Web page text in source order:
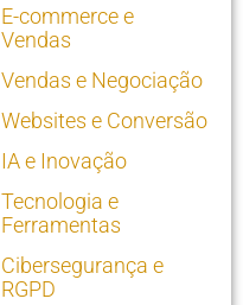
E-commerce e
Vendas
Vendas e Negociação
Websites e Conversão
IA e Inovação
Tecnologia e
Ferramentas
Cibersegurança e
RGPD